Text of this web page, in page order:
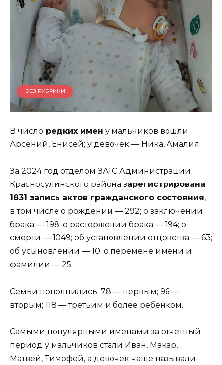
БЕЗ РУБРИКИ
В число редких имен у мальчиков вошли
Арсений, Енисей; у девочек — Ника, Амалия.
За 2024 год отделом ЗАГС Администрации
Красносулинского района зарегистрирована
1831 запись актов гражданского состояния,
в том числе о рождении — 292; о заключении
брака — 198; о расторжении брака — 194; о
смерти — 1049; об установлении отцовства — 63;
об усыновлении — 10; о перемене имени и
фамилии — 25.
Семьи пополнились: 78 — первым; 96 —
вторым; 118 — третьим и более ребенком.
Самыми популярными именами за отчетный
период у мальчиков стали Иван, Макар,
Матвей, Тимофей, а девочек чаще называли